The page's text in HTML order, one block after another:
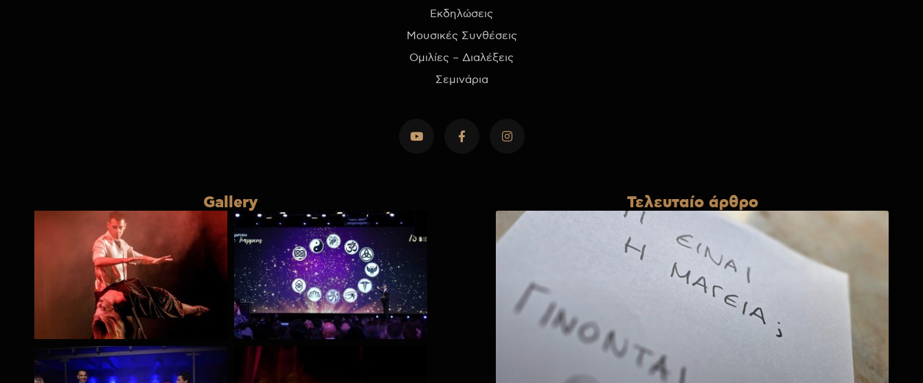
Εκδηλώσεις
Μουσικές Συνθέσεις
Ομιλίες – Διαλέξεις
Σεμινάρια
Gallery Τελευταίο άρθρο